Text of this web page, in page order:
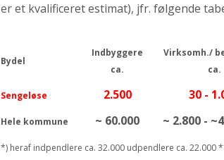
er et kvalificeret estimat), jfr. følgende
Bydel
Indbyggere
ca.
Virksomh./
ca.
Sengeløse 2.500 30 -
Hele kommune ~ 60.000 ~ 2.800 -
*) heraf indpendlere ca. 32.000 udpendlere ca. 22.000